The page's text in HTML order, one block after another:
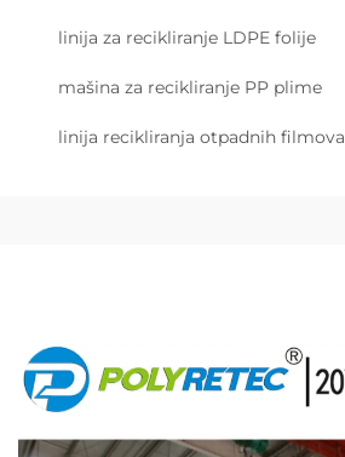
linija za recikliranje LDPE folije
mašina za recikliranje PP plime
linija recikliranja otpadnih filmova